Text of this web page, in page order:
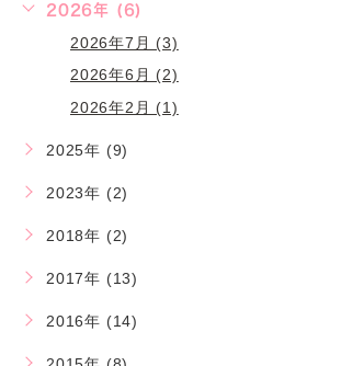
2026年 (6)
2026年7月 (3)
2026年6月 (2)
2026年2月 (1)
2025年 (9)
2023年 (2)
2018年 (2)
2017年 (13)
2016年 (14)